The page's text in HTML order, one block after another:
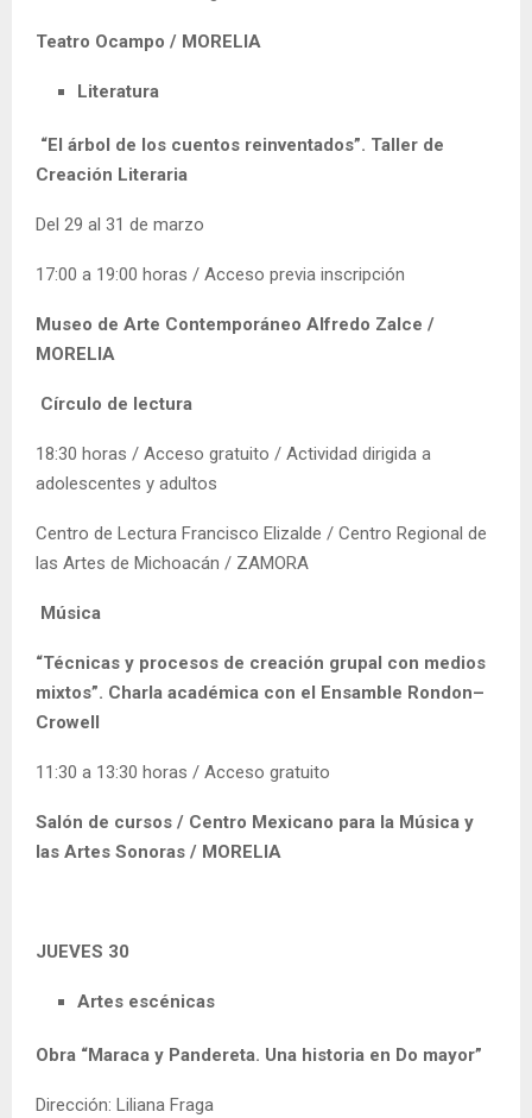
Teatro Ocampo / MORELIA
Literatura
“El árbol de los cuentos reinventados”. Taller de
Creación Literaria
Del 29 al 31 de marzo
17:00 a 19:00 horas / Acceso previa inscripción
Museo de Arte Contemporáneo Alfredo Zalce /
MORELIA
Círculo de lectura
18:30 horas / Acceso gratuito / Actividad dirigida a
adolescentes y adultos
Centro de Lectura Francisco Elizalde / Centro Regional de
las Artes de Michoacán / ZAMORA
Música
“Técnicas y procesos de creación grupal con medios
mixtos”. Charla académica con el Ensamble Rondon–
Crowell
11:30 a 13:30 horas / Acceso gratuito
Salón de cursos / Centro Mexicano para la Música y
las Artes Sonoras / MORELIA
JUEVES 30
Artes escénicas
Obra “Maraca y Pandereta. Una historia en Do mayor”
Dirección: Liliana Fraga